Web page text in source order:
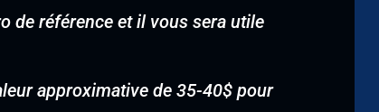
de référence et il vous sera utile
approximative de 35-40$ pour